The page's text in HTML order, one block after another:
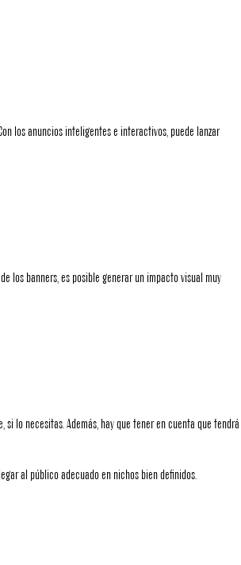
los anuncios inteligentes e interactivos, puede lanzar
los banners, es posible generar un impacto visual muy
si lo necesitas. Además, hay que tener en cuenta que tendrá
al público adecuado en nichos bien definidos.